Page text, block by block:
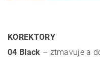
KOREKTORY
04 Black – ztmavuje a